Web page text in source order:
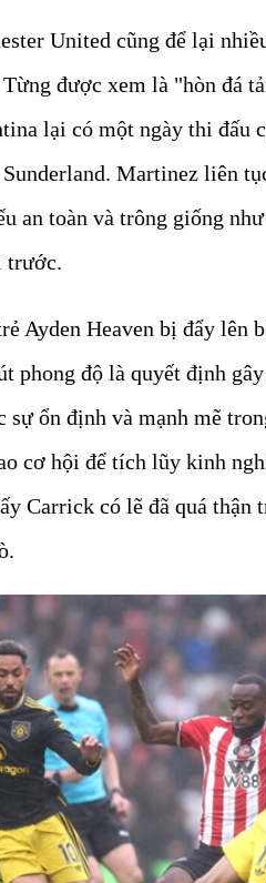
United cũng để lại
được xem là "hòn đá
lại có một ngày thi đấu
Martinez liên
an toàn và trông giống
trước.
Ayden Heaven bị đẩy lên
phong độ là quyết định
ổn định và mạnh mẽ
cơ hội để tích lũy kinh
Carrick có lẽ đã quá thận